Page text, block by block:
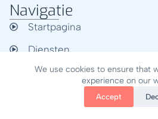
We use cookies to ensure that
experience on our
Accept
Navigatie
Startpagina
Diensten
Commerciële schoonmaak
Schoonmaak Particulieren